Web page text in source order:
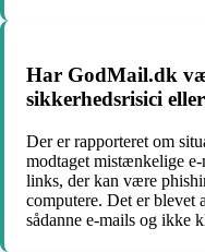
Har GodMail.dk
sikkerhedsrisici
Der er rapporteret om
modtaget mistænkelige
links, der kan være
computere. Det er blevet
sådanne e-mails og ikke